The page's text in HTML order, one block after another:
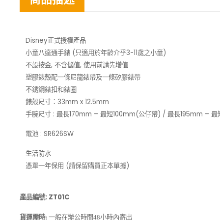
Disney正式授權產品
小童八達通手錶 (只適用於年齡介乎3-11歲之小童)
不設按金, 不含儲值, 使用前請先增值
塑膠錶殼配一條尼龍錶帶及一條矽膠錶帶
不銹鋼錶扣和錶圈
錶殼尺寸：33mm x 12.5mm
手腕尺寸 : 最長170mm – 最短100mm(公仔帶) / 最長195mm –
電池 : SR626SW
生活防水
憑單一年保用 (請保留購買正本單據)
產品編號: ZT01C
貨運需時: 一般在辦公時間48小時內寄出